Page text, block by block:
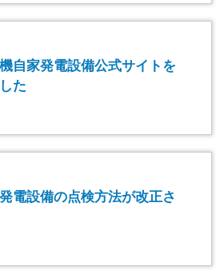
自家発電設備公式サイトを
た
電設備の点検方法が改正さ